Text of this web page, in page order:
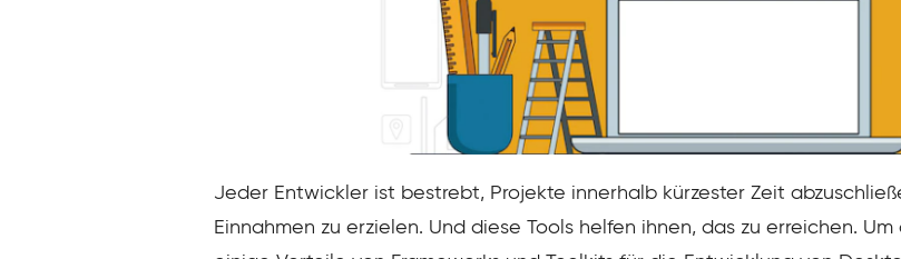
Jeder Entwickler ist bestrebt, Projekte innerhalb kürzester Zeit
Einnahmen zu erzielen. Und diese Tools helfen ihnen, das zu erreichen.